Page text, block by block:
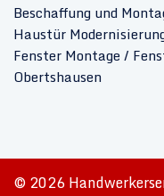
Beschaffung und
Haustür
Fenster Montage /
Obertshausen
© 2026